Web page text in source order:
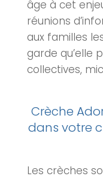
âge à cet
réunions
aux familles
garde qu’elle
collectives,
Crèche
dans votre
Les crèches